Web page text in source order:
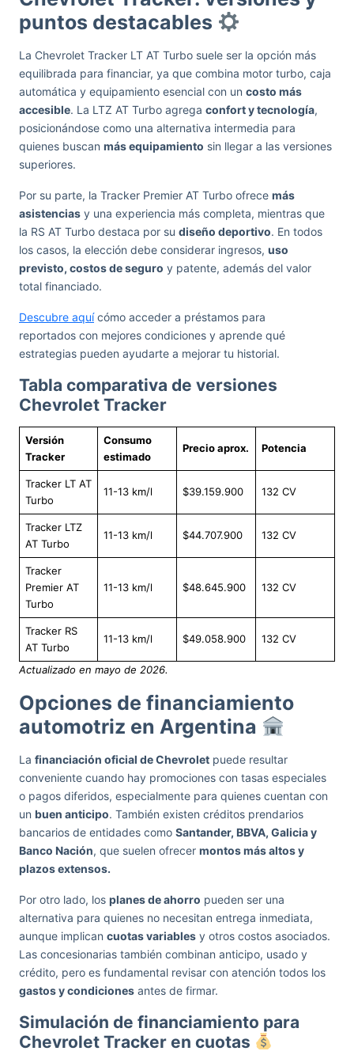
puntos destacables
La Chevrolet Tracker LT AT Turbo suele ser la opción más
equilibrada para financiar, ya que combina motor turbo, caja
automática y equipamiento esencial con un costo más
accesible. La LTZ AT Turbo agrega confort y tecnología,
posicionándose como una alternativa intermedia para
quienes buscan más equipamiento sin llegar a las versiones
superiores.
Por su parte, la Tracker Premier AT Turbo ofrece más
asistencias y una experiencia más completa, mientras que
la RS AT Turbo destaca por su diseño deportivo. En todos
los casos, la elección debe considerar ingresos, uso
previsto, costos de seguro y patente, además del valor
total financiado.
Descubre aquícómo acceder a préstamos para
reportados con mejores condiciones y aprende qué
estrategias pueden ayudarte a mejorar tu historial.
Tabla comparativa de versiones
Chevrolet Tracker
Versión
Tracker
Consumo
estimado
Precio aprox. Potencia
Tracker LT AT
Turbo
11-13 km/l $39.159.900 132 CV
Tracker LTZ
AT Turbo
11-13 km/l $44.707.900 132 CV
Tracker
Premier AT
Turbo
11-13 km/l $48.645.900 132 CV
Tracker RS
AT Turbo
11-13 km/l $49.058.900 132 CV
Actualizado en mayo de 2026.
Opciones de financiamiento
automotriz en Argentina
La financiación oficial de Chevrolet puede resultar
conveniente cuando hay promociones con tasas especiales
o pagos diferidos, especialmente para quienes cuentan con
un buen anticipo. También existen créditos prendarios
bancarios de entidades como Santander, BBVA, Galicia y
Banco Nación, que suelen ofrecer montos más altos y
plazos extensos.
Por otro lado, los planes de ahorro pueden ser una
alternativa para quienes no necesitan entrega inmediata,
aunque implican cuotas variables y otros costos asociados.
Las concesionarias también combinan anticipo, usado y
crédito, pero es fundamental revisar con atención todos los
gastos y condiciones antes de firmar.
Simulación de financiamiento para
Chevrolet Tracker en cuotas